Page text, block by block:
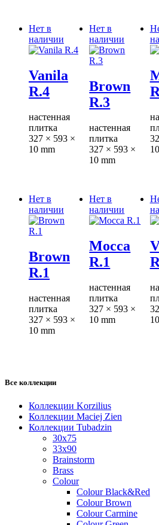
Нет в
наличии
Vanila
R.4
настенная
плитка
327 × 593 ×
10 mm
Нет в
наличии
Brown
R.3
настенная
плитка
327 × 593 ×
10 mm
Нет в
наличии
Brown
R.1
настенная
плитка
327 × 593 ×
10 mm
Нет в
наличии
Mocca
R.1
настенная
плитка
327 × 593 ×
10 mm
Все коллекции
Коллекции Korzilius
Коллекции Maciej Zien
Коллекции Tubadzin
30x75
33x90
Brainstorm
Brass
Colour
Colour Black&Red
Colour Brown
Colour Carmine